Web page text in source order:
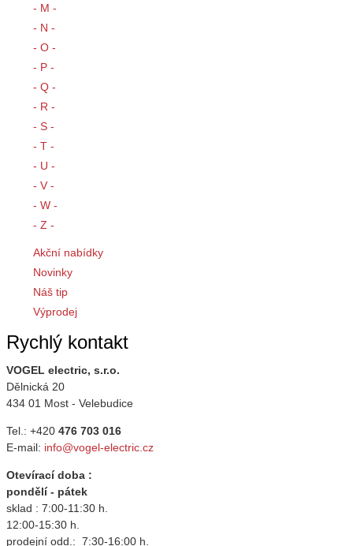
- M -
- N -
- O -
- P -
- Q -
- R -
- S -
- T -
- U -
- V -
- W -
- Z -
Akční nabídky
Novinky
Náš tip
Výprodej
Rychlý kontakt
VOGEL electric, s.r.o.
Dělnická 20
434 01 Most - Velebudice
Tel.: +420 476 703 016
E-mail: info@vogel-electric.cz
Otevírací doba :
pondělí - pátek
sklad : 7:00-11:30 h.
12:00-15:30 h.
prodejní odd.: 7:30-16:00 h.